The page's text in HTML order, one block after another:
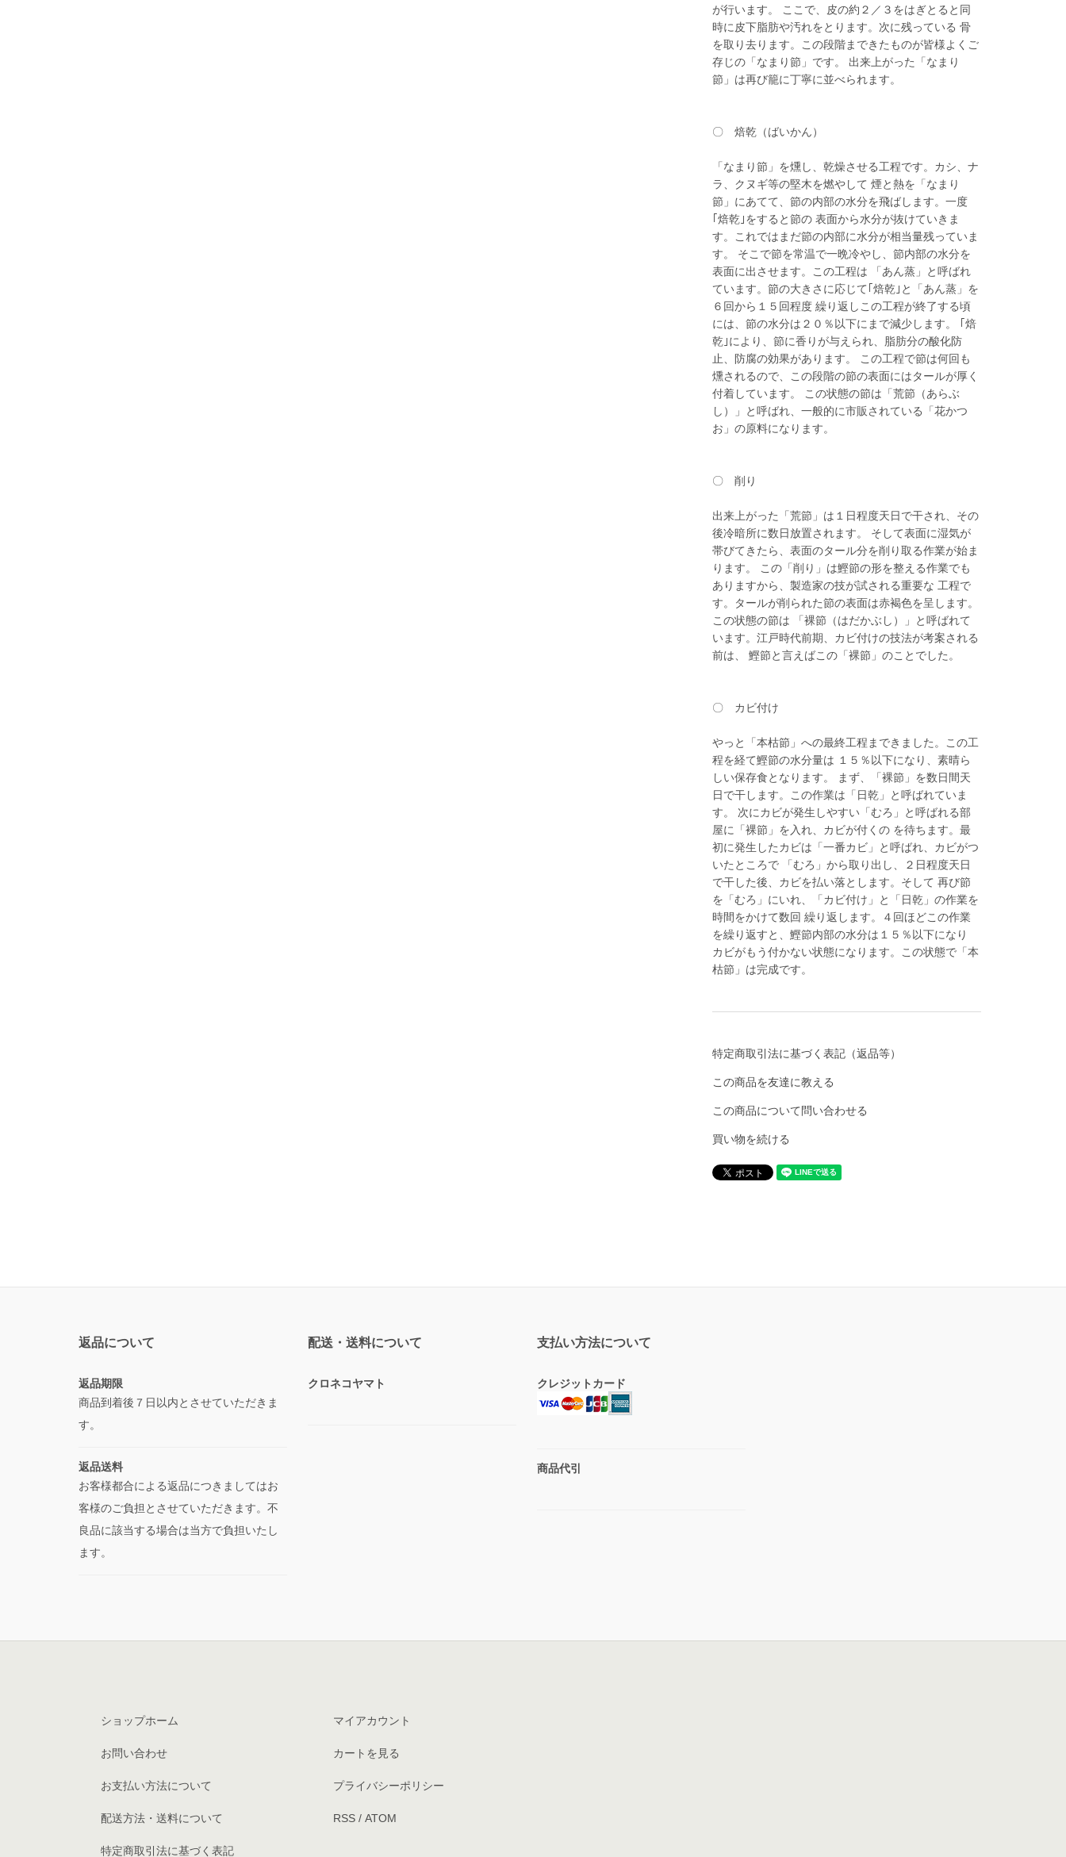
が行います。 ここで、皮の約２／３をはぎとると同
時に皮下脂肪や汚れをとります。次に残っている 骨
を取り去ります。この段階まできたものが皆様よくご
存じの「なまり節」です。 出来上がった「なまり
節」は再び籠に丁寧に並べられます。
〇 焙乾（ばいかん）
「なまり節」を燻し、乾燥させる工程です。カシ、ナ
ラ、クヌギ等の堅木を燃やして 煙と熱を「なまり
節」にあてて、節の内部の水分を飛ばします。一度
｢焙乾｣をすると節の 表面から水分が抜けていきま
す。これではまだ節の内部に水分が相当量残っていま
す。 そこで節を常温で一晩冷やし、節内部の水分を
表面に出させます。この工程は 「あん蒸」と呼ばれ
ています。節の大きさに応じて｢焙乾｣と「あん蒸」を
６回から１５回程度 繰り返しこの工程が終了する頃
には、節の水分は２０％以下にまで減少します。 ｢焙
乾｣により、節に香りが与えられ、脂肪分の酸化防
止、防腐の効果があります。 この工程で節は何回も
燻されるので、この段階の節の表面にはタールが厚く
付着しています。 この状態の節は「荒節（あらぶ
し）」と呼ばれ、一般的に市販されている「花かつ
お」の原料になります。
〇 削り
出来上がった「荒節」は１日程度天日で干され、その
後冷暗所に数日放置されます。 そして表面に湿気が
帯びてきたら、表面のタール分を削り取る作業が始ま
ります。 この「削り」は鰹節の形を整える作業でも
ありますから、製造家の技が試される重要な 工程で
す。タールが削られた節の表面は赤褐色を呈します。
この状態の節は 「裸節（はだかぶし）」と呼ばれて
います。江戸時代前期、カビ付けの技法が考案される
前は、 鰹節と言えばこの「裸節」のことでした。
〇 カビ付け
やっと「本枯節」への最終工程まできました。この工
程を経て鰹節の水分量は １５％以下になり、素晴ら
しい保存食となります。 まず、「裸節」を数日間天
日で干します。この作業は「日乾」と呼ばれていま
す。 次にカビが発生しやすい「むろ」と呼ばれる部
屋に「裸節」を入れ、カビが付くの を待ちます。最
初に発生したカビは「一番カビ」と呼ばれ、カビがつ
いたところで 「むろ」から取り出し、２日程度天日
で干した後、カビを払い落とします。そして 再び節
を「むろ」にいれ、「カビ付け」と「日乾」の作業を
時間をかけて数回 繰り返します。４回ほどこの作業
を繰り返すと、鰹節内部の水分は１５％以下になり
カビがもう付かない状態になります。この状態で「本
枯節」は完成です。
特定商取引法に基づく表記（返品等）
この商品を友達に教える
この商品について問い合わせる
買い物を続ける
返品について
返品期限
商品到着後７日以内とさせていただきま
す。
返品送料
お客様都合による返品につきましてはお
客様のご負担とさせていただきます。不
良品に該当する場合は当方で負担いたし
ます。
配送・送料について
クロネコヤマト
支払い方法について
クレジットカード
商品代引
ショップホーム
お問い合わせ
お支払い方法について
配送方法・送料について
特定商取引法に基づく表記
マイアカウント
カートを見る
プライバシーポリシー
RSS/ ATOM